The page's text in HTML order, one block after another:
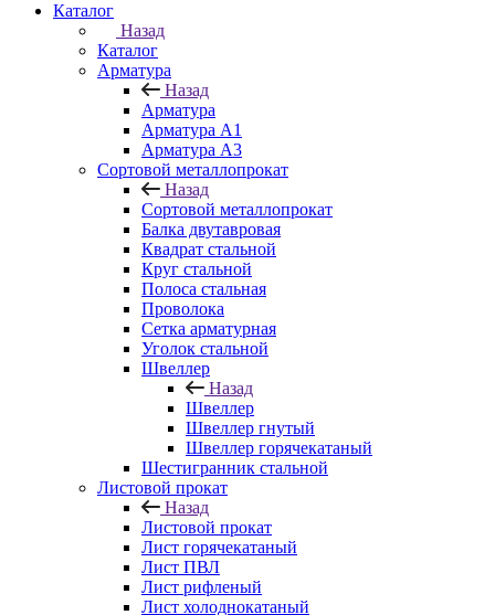
Каталог
Назад
Каталог
Арматура
Назад
Арматура
Арматура A1
Арматура А3
Сортовой металлопрокат
Назад
Сортовой металлопрокат
Балка двутавровая
Квадрат стальной
Круг стальной
Полоса стальная
Проволока
Сетка арматурная
Уголок стальной
Швеллер
Назад
Швеллер
Швеллер гнутый
Швеллер горячекатаный
Шестигранник стальной
Листовой прокат
Назад
Листовой прокат
Лист горячекатаный
Лист ПВЛ
Лист рифленый
Лист холоднокатаный